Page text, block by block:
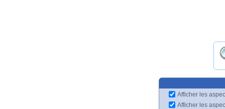
Afficher les
Afficher les